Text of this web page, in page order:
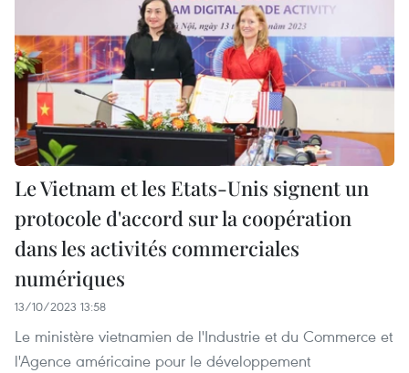
Le Vietnam et les Etats-Unis signent un
protocole d'accord sur la coopération
dans les activités commerciales
numériques
13/10/2023 13:58
Le ministère vietnamien de l'Industrie et du Commerce et
l'Agence américaine pour le développement